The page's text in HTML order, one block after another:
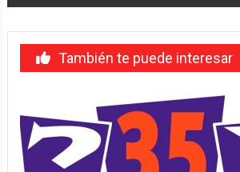
También te puede interesar